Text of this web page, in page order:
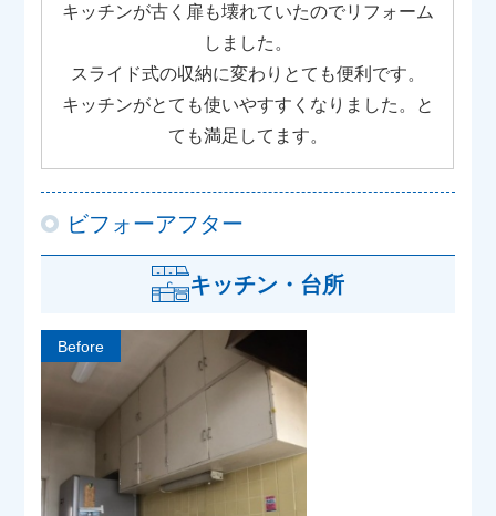
キッチンが古く扉も壊れていたのでリフォーム
しました。
スライド式の収納に変わりとても便利です。
キッチンがとても使いやすすくなりました。と
ても満足してます。
ビフォーアフター
キッチン・台所
Before